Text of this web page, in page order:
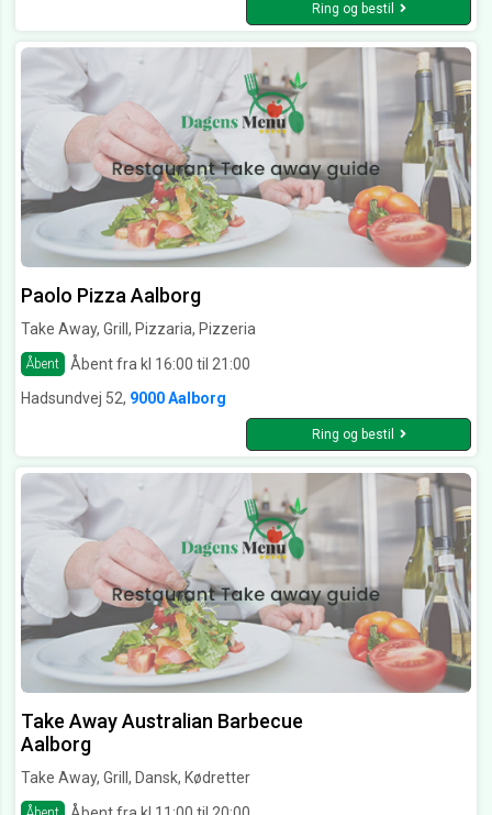
Ring og bestil
Paolo Pizza Aalborg
Take Away, Grill, Pizzaria, Pizzeria
Åbent
Åbent fra kl 16:00 til 21:00
Hadsundvej 52, 9000 Aalborg
Ring og bestil
Take Away Australian Barbecue
Aalborg
Take Away, Grill, Dansk, Kødretter